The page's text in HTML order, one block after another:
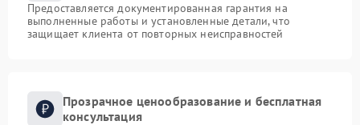
Предоставляется документированная гарантия на
выполненные работы и установленные детали, что
защищает клиента от повторных неисправностей
Прозрачное ценообразование и бесплатная
консультация